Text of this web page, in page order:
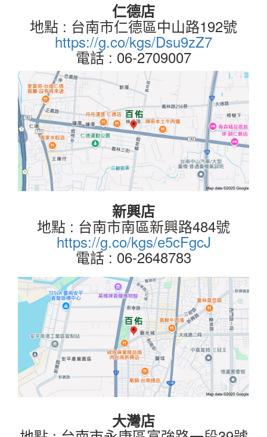
仁德店
地點 : 台南市仁德區中山路192號
https://g.co/kgs/Dsu9zZ7
電話 : 06-2709007
新興店
地點 : 台南市南區新興路484號
https://g.co/kgs/e5cFgcJ
電話 : 06-2648783
大灣店